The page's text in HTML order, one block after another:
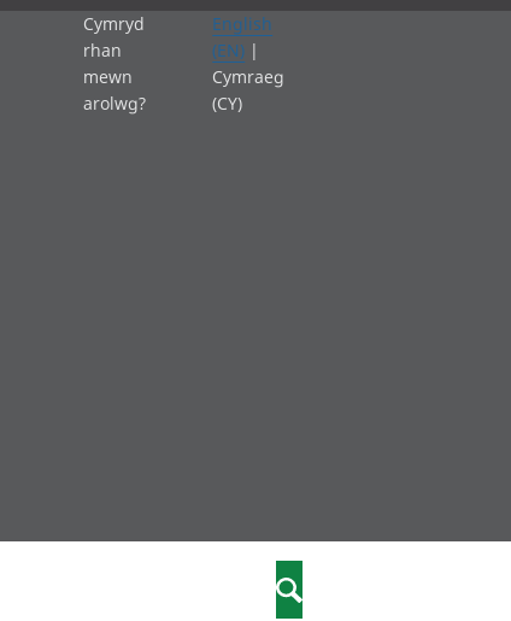
Cymryd
rhan
mewn
arolwg?
English
(EN) |
Cymraeg
(CY)
Search